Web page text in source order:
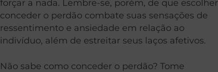
forçar a nada. Lembre-se, porém, de que escolher
conceder o perdão combate suas sensações de
ressentimento e ansiedade em relação ao
indivíduo, além de estreitar seus laços afetivos.
Não sabe como conceder o perdão? Tome